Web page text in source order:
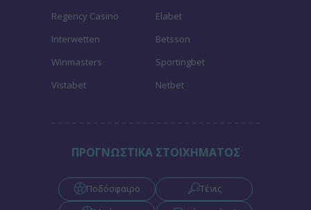
Regency Casino
Elabet
Interwetten
Betsson
Winmasters
Sportingbet
Vistabet
Netbet
ΠΡΟΓΝΩΣΤΙΚΑ ΣΤΟΙΧΗΜΑΤΟΣ
Ποδόσφαιρο
Τένις